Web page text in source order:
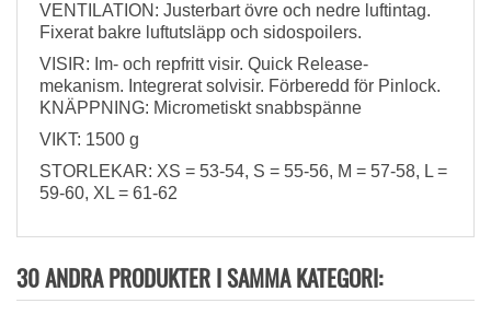
VENTILATION: Justerbart övre och nedre luftintag.
Fixerat bakre luftutsläpp och sidospoilers.
VISIR: Im- och repfritt visir. Quick Release-
mekanism. Integrerat solvisir. Förberedd för Pinlock.
KNÄPPNING: Micrometiskt snabbspänne
VIKT: 1500 g
STORLEKAR: XS = 53-54, S = 55-56, M = 57-58, L =
59-60, XL = 61-62
30 ANDRA PRODUKTER I SAMMA KATEGORI: